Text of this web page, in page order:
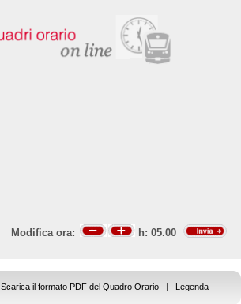
Modifica ora: h: 05.00
Scarica il formato PDF del Quadro Orario | Legenda